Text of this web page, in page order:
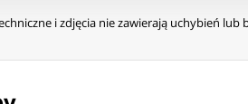
i zdjęcia nie zawierają uchybień